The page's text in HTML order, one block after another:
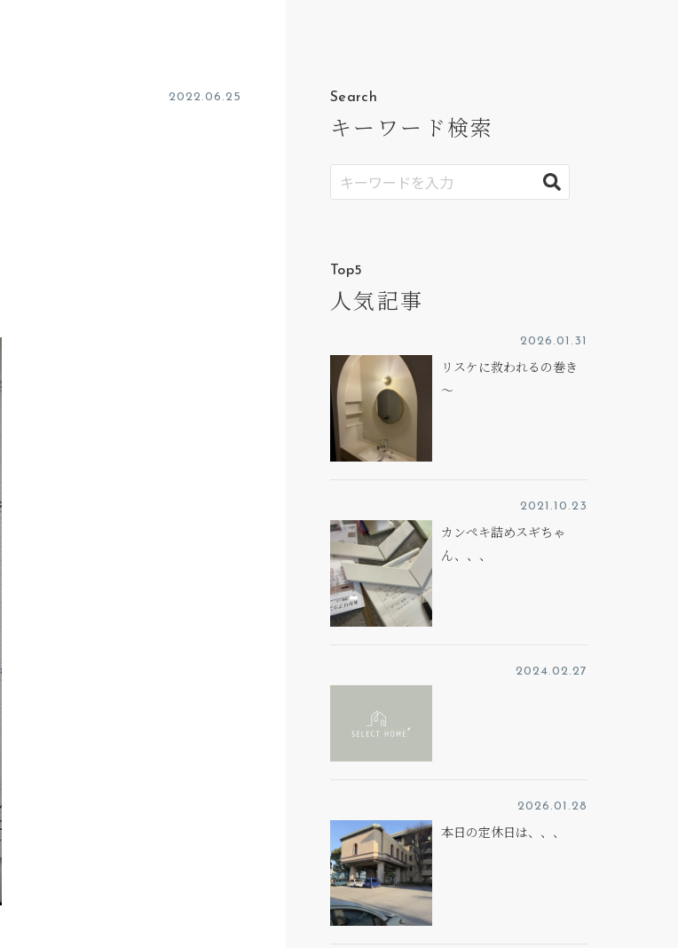
2022.06.25 Search
キーワード検索
Top5
人気記事
2026.01.31
リスケに救われるの巻き
～
2021.10.23
カンペキ詰めスギちゃ
ん、、、
2024.02.27
2026.01.28
本日の定休日は、、、